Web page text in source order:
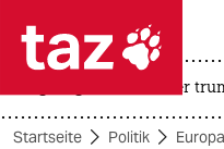
 taz
taz
usa unter
Startseite Politik Europa